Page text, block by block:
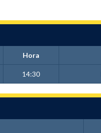
Hora
14:30